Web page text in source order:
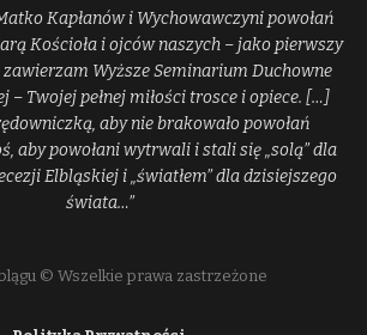
Kapłanów i Wychowawczyni powołań
Kościoła i ojców naszych – jako pierwszy
Wyższe Seminarium Duchowne
– Twojej pełnej miłości trosce i opiece. […]
aby nie brakowało powołań
aby powołani wytrwali i stali się „solą” dla
Elbląskiej i „światłem” dla dzisiejszego
świata…”
© Wszelkie prawa zastrzeżone